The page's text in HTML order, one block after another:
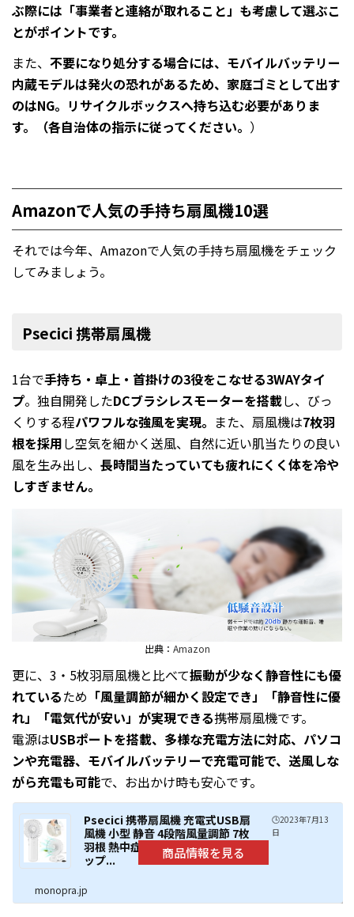
ぶ際には「事業者と連絡が取れること」も考慮して選ぶこ
とがポイントです。
また、 不要になり処分する場合には、モバイルバッテリー
内蔵モデルは発火の恐れがあるため、家庭ゴミとして出す
のはNG。リサイクルボックスへ持ち込む必要がありま
す。（各自治体の指示に従ってください。 ）
Amazonで人気の手持ち扇風機10選
それでは今年、Amazonで人気の手持ち扇風機をチェック
してみましょう。
Psecici 携帯扇風機
1台で手持ち・卓上・首掛けの3役をこなせる3WAYタイ
プ。独自開発したDCブラシレスモーターを搭載し、びっ
くりする程パワフルな強風を実現。 また、扇風機は7枚羽
根を採用し空気を細かく送風、自然に近い肌当たりの良い
風を生み出し、 長時間当たっていても疲れにくく体を冷や
しすぎません。
出典： Amazon
更に、3・5枚羽扇風機と比べて振動が少なく静音性にも優
れているため 「風量調節が細かく設定でき」「静音性に優
れ」「電気代が安い」が実現できる携帯扇風機です。
電源はUSBポートを搭載、多様な充電方法に対応、パソコ
ンや充電器、モバイルバッテリーで充電可能で、送風しな
がら充電も可能で、お出かけ時も安心です。
Psecici 携帯扇風機 充電式USB扇
風機 小型 静音 4段階風量調節 7枚
羽根 熱中症対策 折り畳み ストラ
ップ...
🕒️2023年7月13
日
monopra.jp